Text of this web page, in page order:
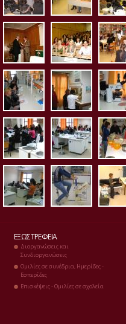
aithousa7.jpg
ΕΞΩΣΤΡΈΦΕΙΑ
Διοργανώσεις και
Συνδιοργανώσεις
Ομιλίες σε συνέδρια, Ημερίδες -
Εσπερίδες
Επισκέψεις - Ομιλίες σε σχολεία